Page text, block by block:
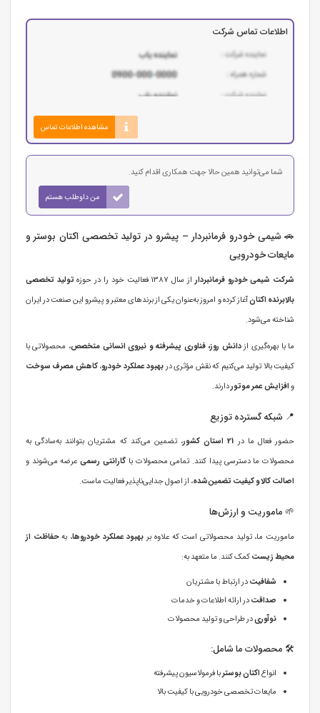
اطلاعات تماس شرکت
مشاهده اطلاعات تماس
شما می‌توانید همین حالا جهت همکاری اقدام کنید.
من داوطلب هستم
🚗 شیمی خودرو فرمانبردار – پیشرو در تولید تخصصی اکتان بوستر و
مایعات خودرویی
شرکت شیمی خودرو فرمانبردار از سال 1387 فعالیت خود را در حوزه
تولید تخصصی
بالابرنده اکتانآغاز کرده و امروز به‌عنوان یکی از برندهای معتبر و پیشرو این صنعت در ایران
شناخته می‌شود.
ما با بهره‌گیری ازدانش روز، فناوری پیشرفته و نیروی انسانی متخصص، محصولاتی با
کیفیت بالا تولید می‌کنیم که نقش مؤثری دربهبود عملکرد خودرو،کاهش مصرف سوخت
وافزایش عمر موتوردارند.
📍 شبکه گسترده توزیع
حضور فعال ما در 21 استان کشور
، تضمین می‌کند که مشتریان بتوانند به‌سادگی به
محصولات ما دسترسی پیدا کنند. تمامی محصولات باگارانتی رسمیعرضه می‌شوند و
اصالت کالا و کیفیت تضمین‌شده، از اصول جدایی‌ناپذیر فعالیت ماست.
🌱 ماموریت و ارزش‌ها
ماموریت ما، تولید محصولاتی است که علاوه بر بهبود عملکرد خودروها، بهحفاظت از
محیط زیستکمک کنند. ما متعهد به:
شفافیتدر ارتباط با مشتریان
صداقتدر ارائه اطلاعات و خدمات
نوآوریدر طراحی و تولید محصولات
🛠️ محصولات ما شامل:
انواعاکتان بوستربا فرمولاسیون پیشرفته
مایعات تخصصی خودرویی با کیفیت بالا